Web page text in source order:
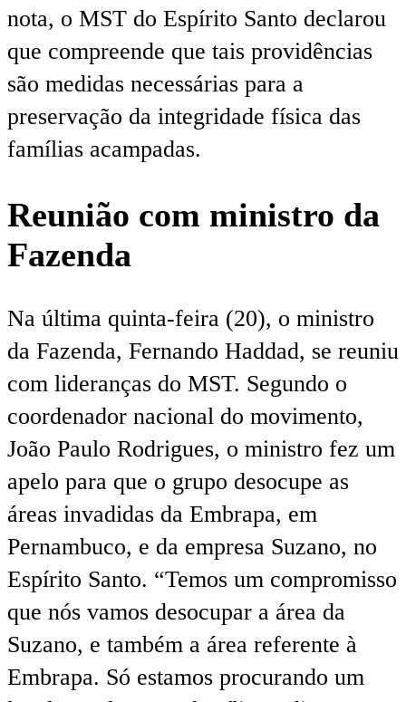
nota, o MST do Espírito Santo declarou
que compreende que tais providências
são medidas necessárias para a
preservação da integridade física das
famílias acampadas.
Reunião com ministro da
Fazenda
Na última quinta-feira (20), o ministro
da Fazenda, Fernando Haddad, se reuniu
com lideranças do MST. Segundo o
coordenador nacional do movimento,
João Paulo Rodrigues, o ministro fez um
apelo para que o grupo desocupe as
áreas invadidas da Embrapa, em
Pernambuco, e da empresa Suzano, no
Espírito Santo. “Temos um compromisso
que nós vamos desocupar a área da
Suzano, e também a área referente à
Embrapa. Só estamos procurando um